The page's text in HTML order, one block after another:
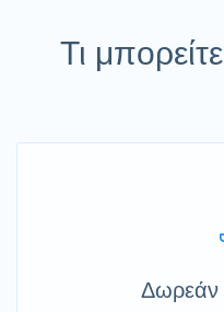
Τι
Δωρεάν